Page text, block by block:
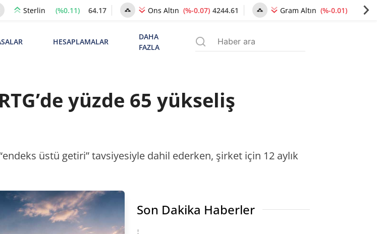
Sterlin (%0.11) 64.17 Ons Altın (%-0.07) 4244.61 Gram Altın (%-0.01) 6495.20
HESAPLAMALAR
DAHA
FAZLA
yüzde 65 yükseliş
üstü getiri” tavsiyesiyle dahil ederken, şirket için 12 aylık
Son Dakika Haberler